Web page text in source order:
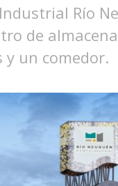
Río
de
y un comedor.